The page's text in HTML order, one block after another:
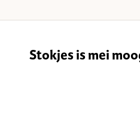
Stokjes is mei